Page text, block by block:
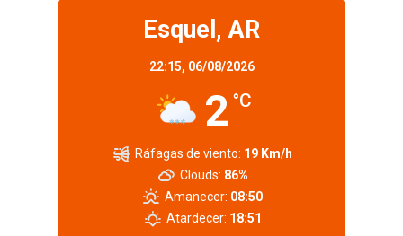
Esquel, AR
22:15, 06/08/2026
2 °C
Ráfagas de viento: 19 Km/h
Clouds: 86%
Amanecer: 08:50
Atardecer: 18:51